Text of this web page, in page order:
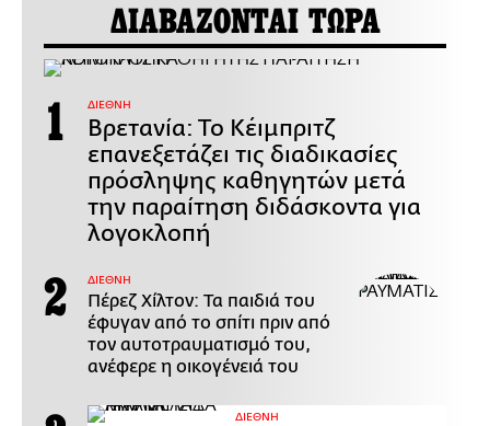
ΔΙΑΒΑΖΟΝΤΑΙ ΤΩΡΑ
ΔΙΕΘΝΗ
Βρετανία: Το Κέιμπριτζ
επανεξετάζει τις διαδικασίες
πρόσληψης καθηγητών μετά
την παραίτηση διδάσκοντα για
λογοκλοπή
ΔΙΕΘΝΗ
Πέρεζ Χίλτον: Τα παιδιά του
έφυγαν από το σπίτι πριν από
τον αυτοτραυματισμό του,
ανέφερε η οικογένειά του
ΔΙΕΘΝΗ